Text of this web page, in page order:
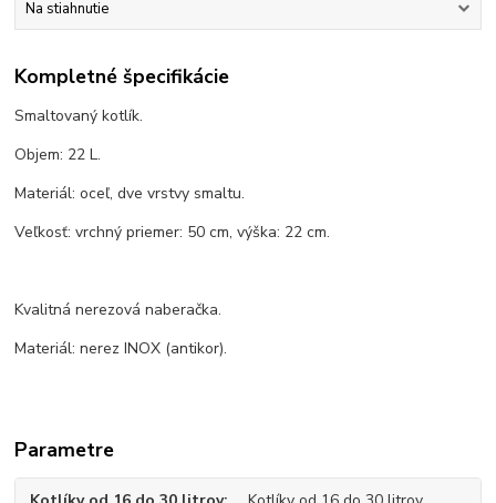
Na stiahnutie
Kompletné špecifikácie
Smaltovaný kotlík.
Objem: 22 L.
Materiál: oceľ, dve vrstvy smaltu.
Veľkosť: vrchný priemer: 50 cm, výška: 22 cm.
Kvalitná nerezová naberačka.
Materiál: nerez INOX (antikor).
Parametre